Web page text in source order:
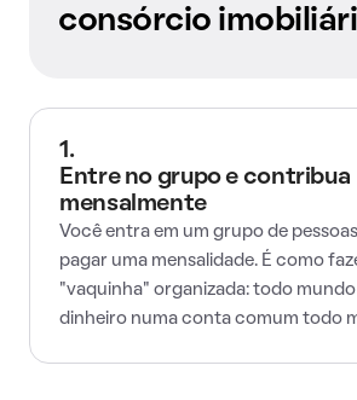
consórcio
1.
Entre no grupo e contribua
mensalmente
Você entra em um grupo de
pagar uma mensalidade. É como
"vaquinha" organizada: todo
dinheiro numa conta comum todo